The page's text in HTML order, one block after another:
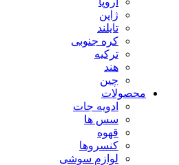
ژاپن
تایلند
کره جنوبی
ترکیه
هند
چین
محصولات
ادویه جات
سس ها
قهوه
کنسروها
لوازم سوشی